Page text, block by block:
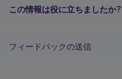
この情報は役に立ちましたか?
フィードバックの送信